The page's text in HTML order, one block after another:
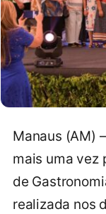
Manaus (AM)
mais uma vez
de
realizada nos